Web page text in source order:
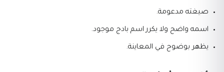
صيغته مدعومة.
اسمه واضح ولا يكرر اسم بادج موجود.
يظهر بوضوح في المعاينة.